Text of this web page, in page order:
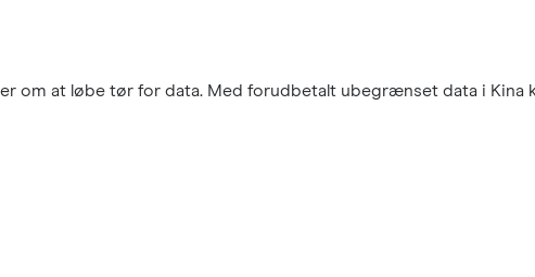
om at løbe tør for data. Med forudbetalt ubegrænset data i Kina